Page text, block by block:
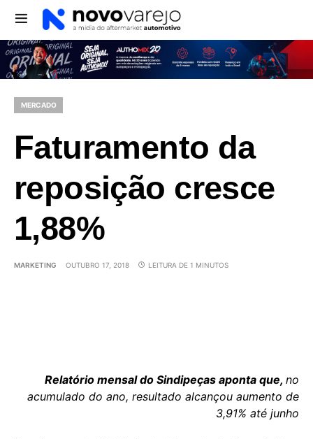
MERCADO
Faturamento da
reposição cresce
1,88%
MARKETING OUTUBRO 17, 2018 LEITURA DE 1 MINUTOS
Relatório mensal do Sindipeças aponta que, no
acumulado do ano, resultado alcançou aumento de
3,91% até junho